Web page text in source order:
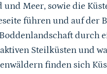
Meer, sowie die
führen und auf der
durch
Steilküsten und
finden sich